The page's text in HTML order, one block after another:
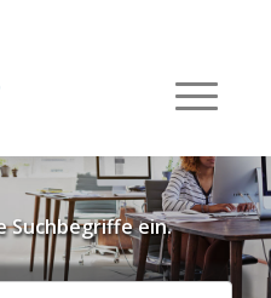
in unserer
Suchbegriffe ein.